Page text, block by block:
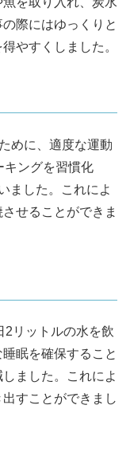
際にはゆっくりと
やすくしました。
めに、適度な運動
キングを習慣化
ました。これによ
せることができま
2リットルの水を飲
眠を確保すること
ました。これによ
すことができまし